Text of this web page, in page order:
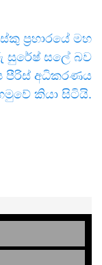
ප්‍රහාරයේ මහ
සලේ බව
පීරිස් අධිකරණය
කියා සිටියි.